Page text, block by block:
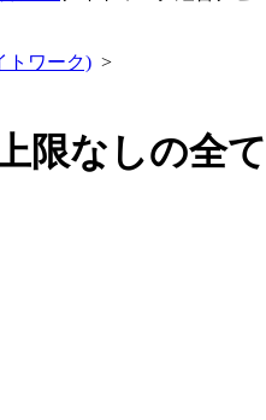
トワーク) >
限なしの全て